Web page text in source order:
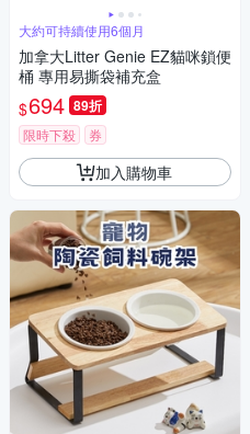
大約可持續使用6個月
加拿大Litter Genie EZ貓咪鎖便
桶 專用易撕袋補充盒
$694 89折
限時下殺 券
加入購物車